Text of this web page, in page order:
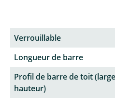
Verrouillable
Longueur de barre
Profil de barre de toit
hauteur)